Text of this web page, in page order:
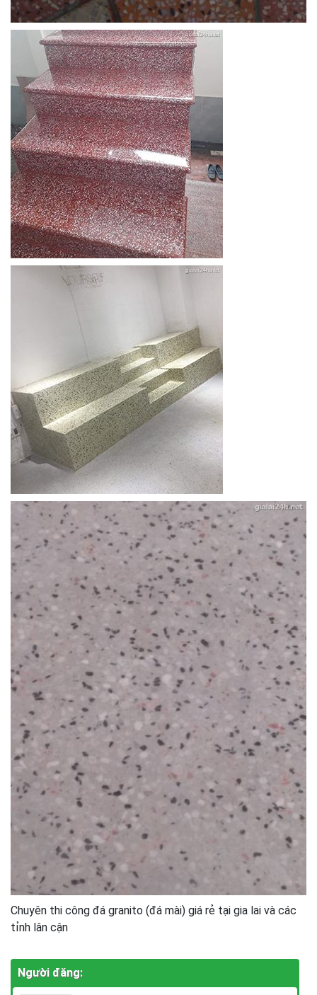
Chuyên thi công đá granito (đá mài) giá rẻ tại gia lai và các
tỉnh lân cận
Người đăng: